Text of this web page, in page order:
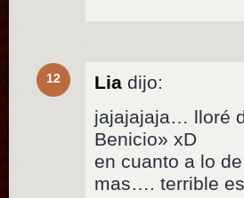
12 Lia dijo:
jajajajaja… lloré
Benicio» xD
en cuanto a lo
mas…. terrible